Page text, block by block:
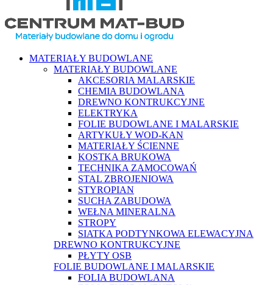
MATERIAŁY BUDOWLANE
MATERIAŁY BUDOWLANE
AKCESORIA MALARSKIE
CHEMIA BUDOWLANA
DREWNO KONTRUKCYJNE
ELEKTRYKA
FOLIE BUDOWLANE I MALARSKIE
ARTYKUŁY WOD-KAN
MATERIAŁY ŚCIENNE
KOSTKA BRUKOWA
TECHNIKA ZAMOCOWAŃ
STAL ZBROJENIOWA
STYROPIAN
SUCHA ZABUDOWA
WEŁNA MINERALNA
STROPY
SIATKA PODTYNKOWA ELEWACYJNA
DREWNO KONTRUKCYJNE
PŁYTY OSB
FOLIE BUDOWLANE I MALARSKIE
FOLIA BUDOWLANA